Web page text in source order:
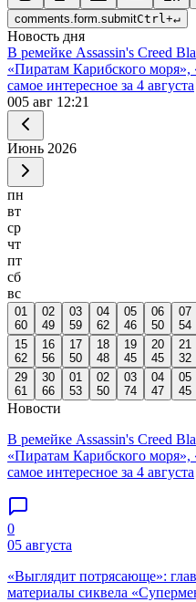
comments.form.submitCtrl+↵
Новость дня
В ремейке Assassin's Creed
«Пиратам Карибского
самое интересное за 4 августа
005 авг 12:21
Июнь 2026
пн
вт
ср
чт
пт
сб
вс
01
60
02
49
03
59
04
62
05
46
06
50
07
54
15
62
16
56
17
50
18
48
19
45
20
45
21
32
29
61
30
66
01
53
02
50
03
74
04
47
05
45
Новости
В ремейке Assassin's Creed
«Пиратам Карибского
самое интересное за 4 августа
0
05 августа
«Выглядит потрясающе»:
материалы сиквела